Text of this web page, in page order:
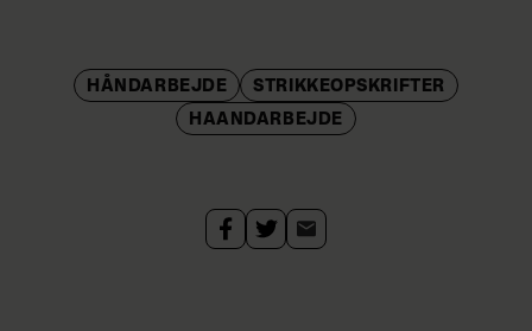
HÅNDARBEJDE
STRIKKEOPSKRIFTER
HAANDARBEJDE